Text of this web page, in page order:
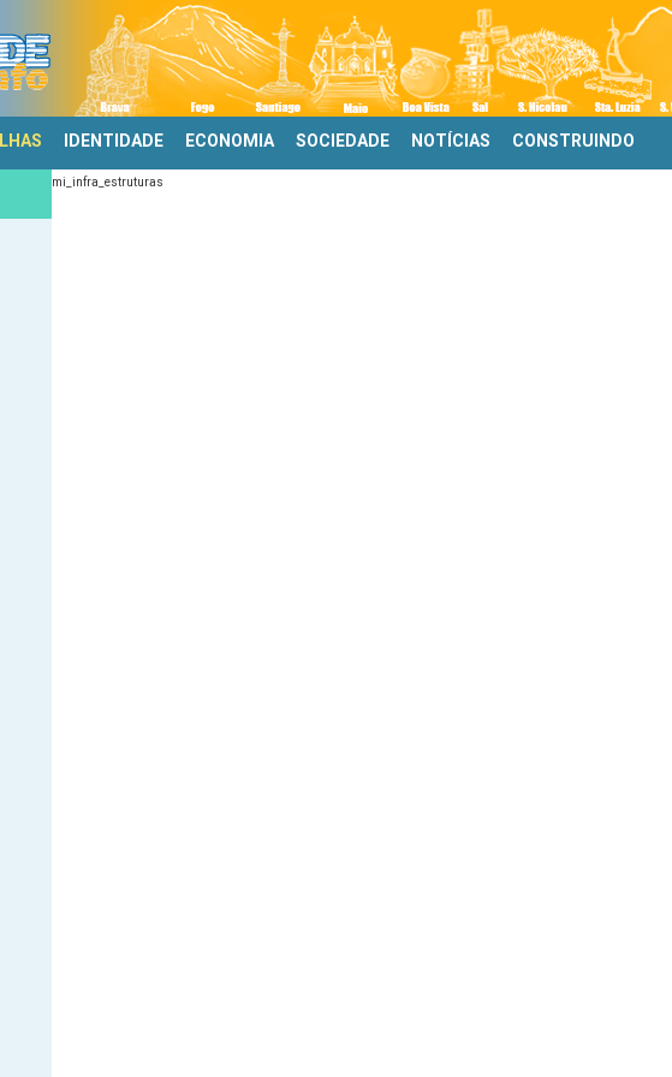
ILHAS IDENTIDADE ECONOMIA SOCIEDADE NOTÍCIAS CONSTRUINDO
mi_infra_estruturas